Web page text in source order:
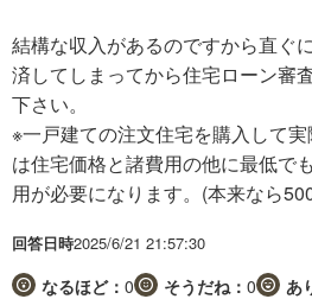
結構な収入があるのですから直ぐ
済してしまってから住宅ローン審
下さい。
※一戸建ての注文住宅を購入して
は住宅価格と諸費用の他に最低で
用が必要になります。(本来なら
回答日時2025/6/21 21:57:30
なるほど： 0 そうだね： 0 あ